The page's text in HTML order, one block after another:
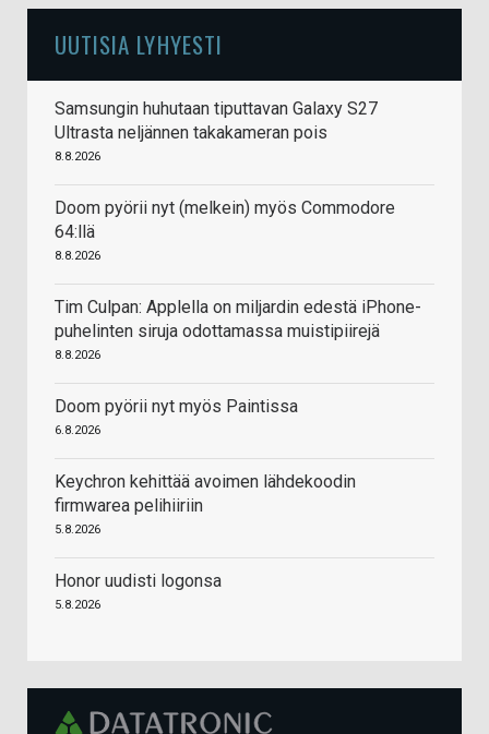
UUTISIA LYHYESTI
Samsungin huhutaan tiputtavan Galaxy S27
Ultrasta neljännen takakameran pois
8.8.2026
Doom pyörii nyt (melkein) myös Commodore
64:llä
8.8.2026
Tim Culpan: Applella on miljardin edestä iPhone-
puhelinten siruja odottamassa muistipiirejä
8.8.2026
Doom pyörii nyt myös Paintissa
6.8.2026
Keychron kehittää avoimen lähdekoodin
firmwarea pelihiiriin
5.8.2026
Honor uudisti logonsa
5.8.2026